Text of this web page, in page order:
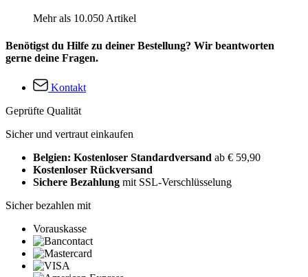
Mehr als 10.050 Artikel
Benötigst du Hilfe zu deiner Bestellung? Wir beantworten
gerne deine Fragen.
Kontakt
Geprüfte Qualität
Sicher und vertraut einkaufen
Belgien: Kostenloser Standardversand ab € 59,90
Kostenloser Rückversand
Sichere Bezahlung mit SSL-Verschlüsselung
Sicher bezahlen mit
Vorauskasse